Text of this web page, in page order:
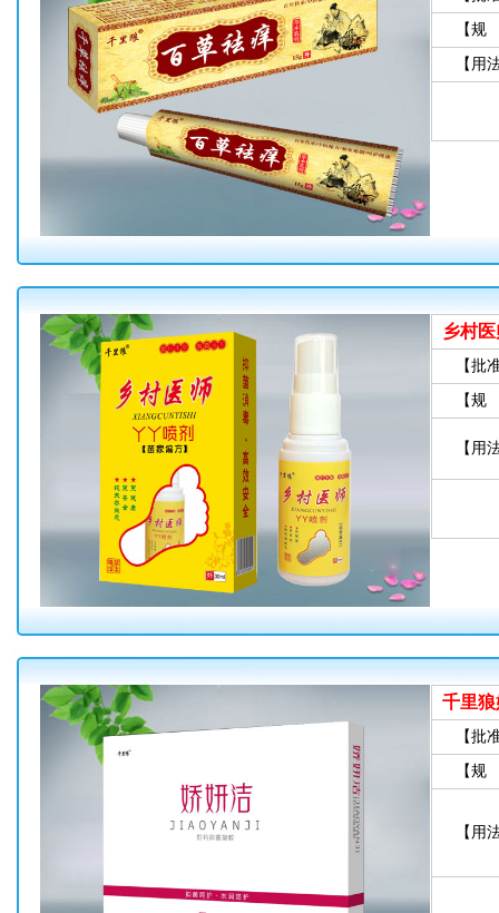
【
【用
乡村
【批
【
【用
千里
【批
【
【用